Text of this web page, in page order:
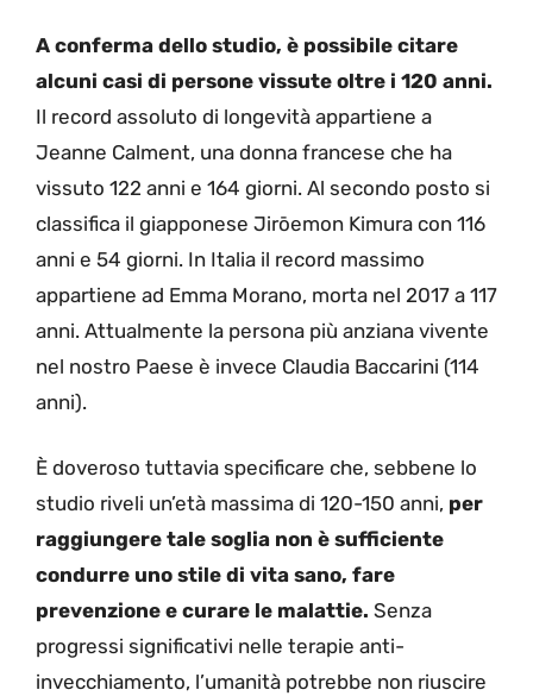
A conferma dello studio, è possibile citare
alcuni casi di persone vissute oltre i 120 anni.
Il record assoluto di longevità appartiene a
Jeanne Calment, una donna francese che ha
vissuto 122 anni e 164 giorni. Al secondo posto si
classifica il giapponese Jirōemon Kimura con 116
anni e 54 giorni. In Italia il record massimo
appartiene ad Emma Morano, morta nel 2017 a 117
anni. Attualmente la persona più anziana vivente
nel nostro Paese è invece Claudia Baccarini (114
anni).
È doveroso tuttavia specificare che, sebbene lo
studio riveli un’età massima di 120-150 anni, per
raggiungere tale soglia non è sufficiente
condurre uno stile di vita sano, fare
prevenzione e curare le malattie. Senza
progressi significativi nelle terapie anti-
invecchiamento, l’umanità potrebbe non riuscire